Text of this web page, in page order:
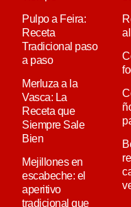
Pulpo a Feira:
Receta
Tradicional paso
a paso
Merluza a la
Vasca: La
Receta que
Siempre Sale
Bien
Mejillones en
escabeche: el
aperitivo
tradicional que